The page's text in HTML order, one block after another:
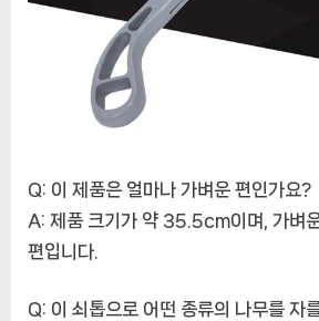
Q: 이 제품은 얼마나 가벼운 편인가요?
A: 제품 크기가 약 35.5cm이며, 가벼
편입니다.
Q: 이 쇠톱으로 어떤 종류의 나무를 자